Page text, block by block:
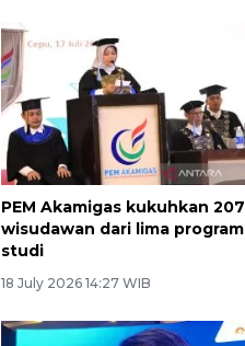
PEM Akamigas kukuhkan 207
wisudawan dari lima program
studi
18 July 2026 14:27 WIB